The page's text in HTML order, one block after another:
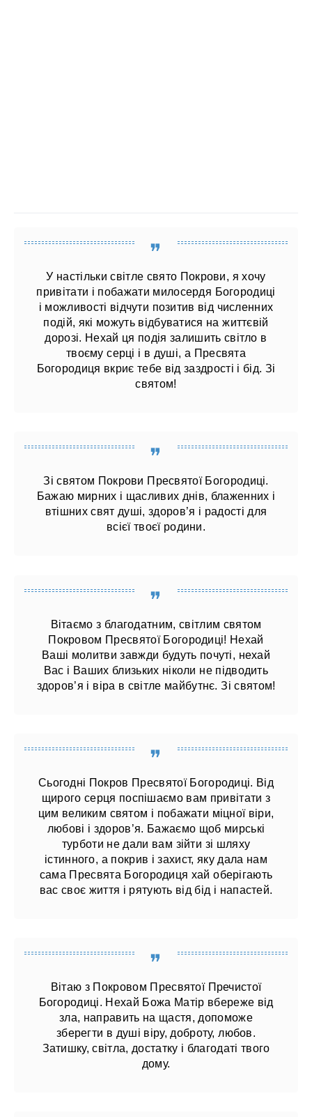
У настільки світле свято Покрови, я хочу
привітати і побажати милосердя Богородиці
і можливості відчути позитив від численних
подій, які можуть відбуватися на життєвій
дорозі. Нехай ця подія залишить світло в
твоєму серці і в душі, а Пресвята
Богородиця вкриє тебе від заздрості і бід. Зі
святом!
Зі святом Покрови Пресвятої Богородиці.
Бажаю мирних і щасливих днів, блаженних і
втішних свят душі, здоров’я і радості для
всієї твоєї родини.
Вітаємо з благодатним, світлим святом
Покровом Пресвятої Богородиці! Нехай
Ваші молитви завжди будуть почуті, нехай
Вас і Ваших близьких ніколи не підводить
здоров’я і віра в світле майбутнє. Зі святом!
Сьогодні Покров Пресвятої Богородиці. Від
щирого серця поспішаємо вам привітати з
цим великим святом і побажати міцної віри,
любові і здоров’я. Бажаємо щоб мирські
турботи не дали вам зійти зі шляху
істинного, а покрив і захист, яку дала нам
сама Пресвята Богородиця хай оберігають
вас своє життя і рятують від бід і напастей.
Вітаю з Покровом Пресвятої Пречистої
Богородиці. Нехай Божа Матір вбереже від
зла, направить на щастя, допоможе
зберегти в душі віру, доброту, любов.
Затишку, світла, достатку і благодаті твого
дому.